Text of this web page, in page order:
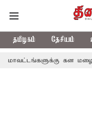
தமிழகம் தேசியம்
கன மழை எச்சரிக்கை